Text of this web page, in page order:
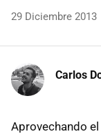
29 Diciembre 2013
Carlos
Aprovechando el